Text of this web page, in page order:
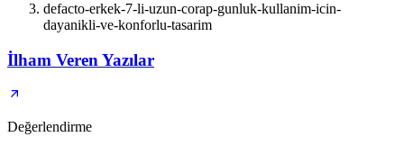
defacto-erkek-7-li-uzun-corap-gunluk-kullanim-icin-
dayanikli-ve-konforlu-tasarim
İlham Veren Yazılar
Değerlendirme